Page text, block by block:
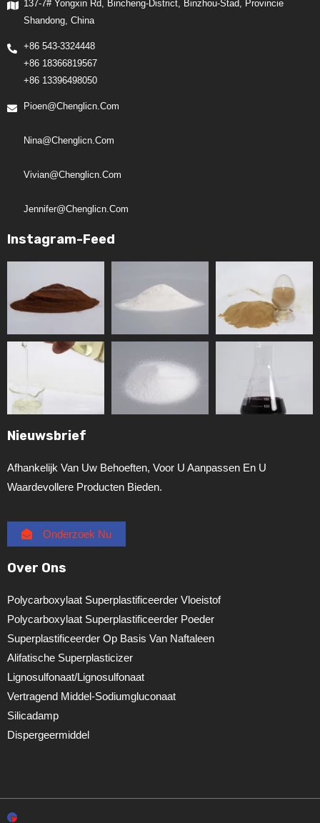
137-7# Yongxin Rd, Bincheng-District, Binzhou-Stad, Provincie
Shandong, China
+86 543-3324448
+86 18366819567
+86 13396498050
Pioen@chenglicn.com
Nina@chenglicn.com
Vivian@chenglicn.com
Jennifer@chenglicn.com
Instagram-Feed
Nieuwsbrief
Afhankelijk Van Uw Behoeften, Voor U Aanpassen En U
Waardevollere Producten Bieden.
Onderzoek Nu
Over Ons
Polycarboxylaat Superplastificeerder Vloeistof
Polycarboxylaat Superplastificeerder Poeder
Superplastificeerder Op Basis Van Naftaleen
Alifatische Superplasticizer
Lignosulfonaat/lignosulfonaat
Vertragend Middel-Sodiumgluconaat
Silicadamp
Dispergeermiddel